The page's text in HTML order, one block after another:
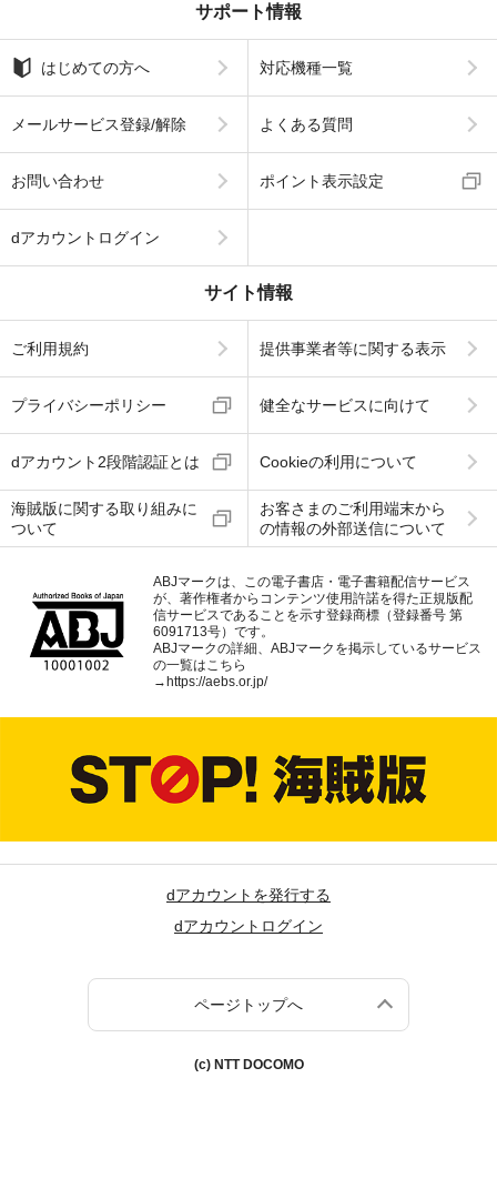
サポート情報
はじめての方へ 対応機種一覧
メールサービス登録/解除 よくある質問
お問い合わせ ポイント表示設定
dアカウントログイン
サイト情報
ご利用規約 提供事業者等に関する表示
プライバシーポリシー 健全なサービスに向けて
dアカウント2段階認証とは Cookieの利用について
海賊版に関する取り組みに
ついて
お客さまのご利用端末から
の情報の外部送信について
ABJマークは、この電子書店・電子書籍配信サービス
が、著作権者からコンテンツ使用許諾を得た正規版配
信サービスであることを示す登録商標（登録番号 第
6091713号）です。
ABJマークの詳細、ABJマークを掲示しているサービス
の一覧はこちら
→https://aebs.or.jp/
dアカウントを発行する
dアカウントログイン
ページトップへ
(c) NTT DOCOMO